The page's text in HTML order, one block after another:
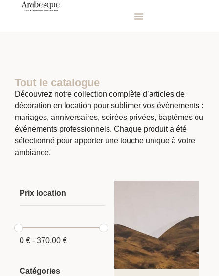
Tout le catalogue
Découvrez notre collection complète d’articles de
décoration en location pour sublimer vos événements :
mariages, anniversaires, soirées privées, baptêmes ou
événements professionnels. Chaque produit a été
sélectionné pour apporter une touche unique à votre
ambiance.
Prix location
0 € - 370.00 €
Catégories